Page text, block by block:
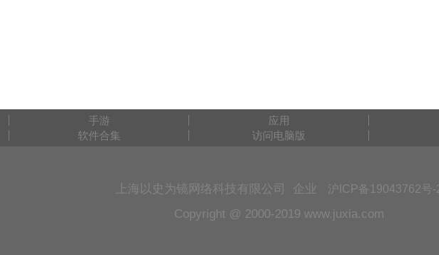
手游
应用
软件合集 访问电脑版
上海以史为镜网络科技有限公司 企业 沪ICP备19043762号-
Copyright @ 2000-2019 www.juxia.com